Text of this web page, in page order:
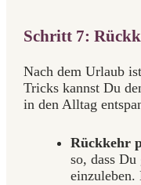
Schritt 7:
Nach dem Urlaub
Tricks kannst Du
in den Alltag
Rückkehr
so, dass